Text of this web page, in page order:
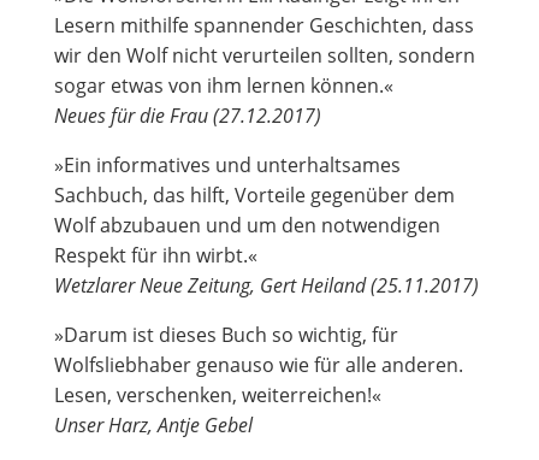
Lesern mithilfe spannender Geschichten, dass
wir den Wolf nicht verurteilen sollten, sondern
sogar etwas von ihm lernen können.«
Neues für die Frau (27.12.2017)
»Ein informatives und unterhaltsames
Sachbuch, das hilft, Vorteile gegenüber dem
Wolf abzubauen und um den notwendigen
Respekt für ihn wirbt.«
Wetzlarer Neue Zeitung, Gert Heiland (25.11.2017)
»Darum ist dieses Buch so wichtig, für
Wolfsliebhaber genauso wie für alle anderen.
Lesen, verschenken, weiterreichen!«
Unser Harz, Antje Gebel